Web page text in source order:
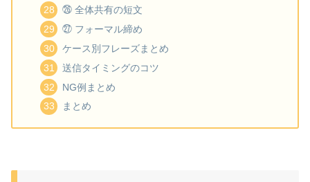
㉖ 全体共有の短文
㉗ フォーマル締め
ケース別フレーズまとめ
送信タイミングのコツ
NG例まとめ
まとめ